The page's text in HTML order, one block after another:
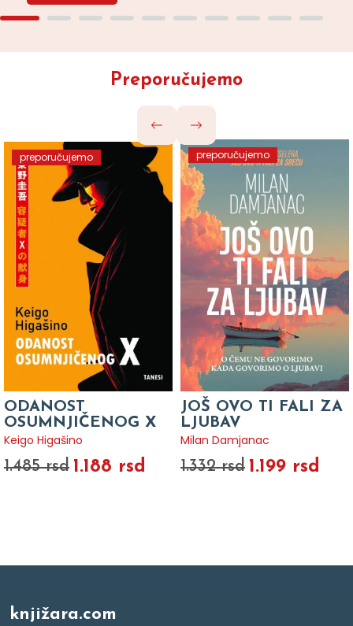
Preporučujemo
preporučujemo
ODANOST
OSUMNJIČENOG X
Keigo Higašino
1.485 rsd 1.188 rsd
preporučujemo
JOŠ OVO TI FALI ZA
LJUBAV
Milan Damjanac
1.332 rsd 1.199 rsd
knjižara.com